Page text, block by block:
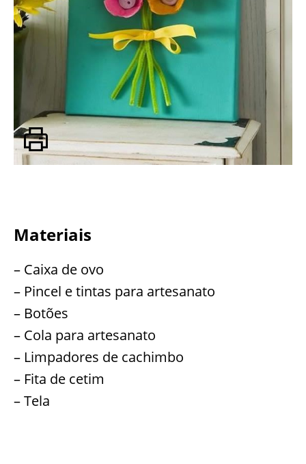
Materiais
– Caixa de ovo
– Pincel e tintas para artesanato
– Botões
– Cola para artesanato
– Limpadores de cachimbo
– Fita de cetim
– Tela